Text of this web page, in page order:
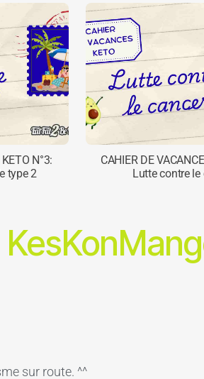
N°3:
type 2
CAHIER DE
Lutte contre le
sur route. ^^